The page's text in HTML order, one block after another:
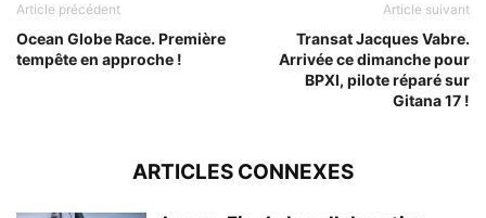
Article précédent
Ocean Globe Race. Première
tempête en approche !
Article suivant
Transat Jacques Vabre.
Arrivée ce dimanche pour
BPXI, pilote réparé sur
Gitana 17 !
ARTICLES CONNEXES